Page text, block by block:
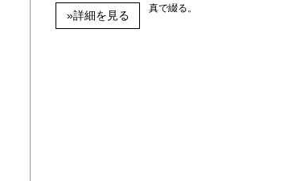
»詳細を見る
真で綴る。